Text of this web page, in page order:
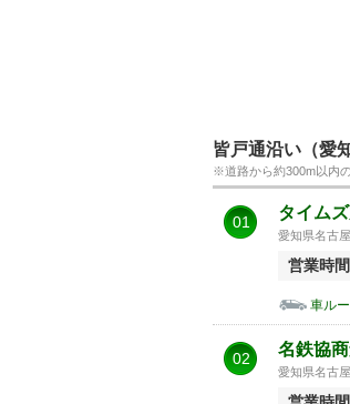
皆戸通沿い（愛
※道路から約300m以内
01 タイム
愛知県名古
営業時間
車ルー
02 名鉄協
愛知県名古